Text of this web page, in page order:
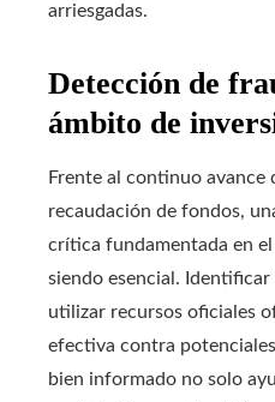
arriesgadas.
Detección de
ámbito de
Frente al continuo avance
recaudación de fondos,
crítica fundamentada en
siendo esencial.
utilizar recursos oficiales
efectiva contra
bien informado no solo